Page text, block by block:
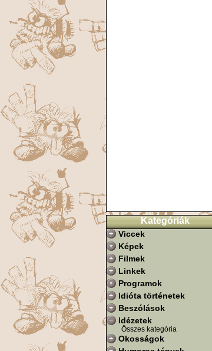
Kategóriák
Viccek
Képek
Filmek
Linkek
Programok
Idióta történetek
Beszólások
Idézetek
Összes kategória
Okosságok